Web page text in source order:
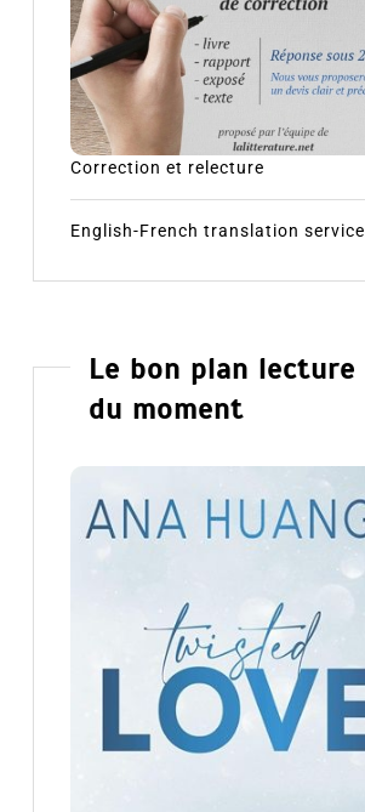
Correction et relecture
English-French translation service
Le bon plan lecture
du moment